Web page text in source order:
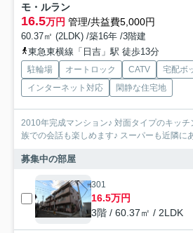
モ・ルラン
16.5万円 管理/共益費5,000円
60.37㎡ (2LDK) /築16年 /3階建
東急東横線「日吉」駅 徒歩13分
駐輪場 オートロック CATV
宅配ボ
インターネット対応
閑静な住宅地
2010年完成マンション♪ 対面タイプのキッ
族での会話も楽しめます♪ スーパーも近隣に
募集中の部屋
301
16.5万円
3階 / 60.37㎡ / 2LDK